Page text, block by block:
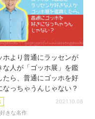
ホより普通にラッセンが
な人が「ゴッホ展」を鑑
たら、普通にゴッホを好
なっちゃうんじゃない？
きな名作
2021.10.08